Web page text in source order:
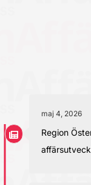
maj 4, 2026
Region